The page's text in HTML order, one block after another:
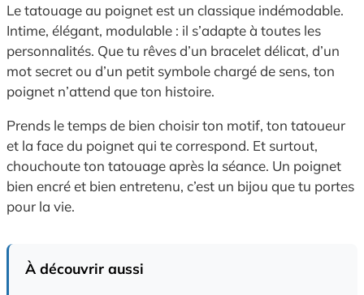
Le tatouage au poignet est un classique indémodable.
Intime, élégant, modulable : il s’adapte à toutes les
personnalités. Que tu rêves d’un bracelet délicat, d’un
mot secret ou d’un petit symbole chargé de sens, ton
poignet n’attend que ton histoire.
Prends le temps de bien choisir ton motif, ton tatoueur
et la face du poignet qui te correspond. Et surtout,
chouchoute ton tatouage après la séance. Un poignet
bien encré et bien entretenu, c’est un bijou que tu portes
pour la vie.
À découvrir aussi